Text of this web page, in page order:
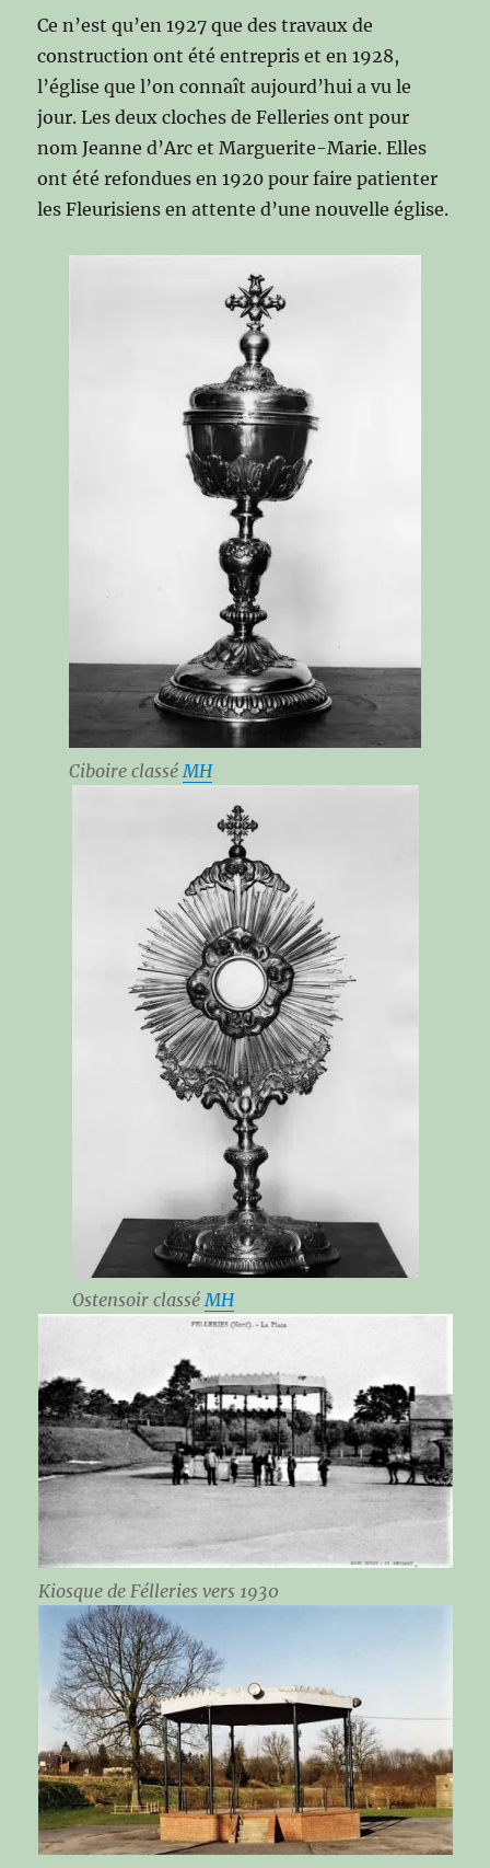
Ce n’est qu’en 1927 que des travaux de
construction ont été entrepris et en 1928,
l’église que l’on connaît aujourd’hui a vu le
jour. Les deux cloches de Felleries ont pour
nom Jeanne d’Arc et Marguerite-Marie. Elles
ont été refondues en 1920 pour faire patienter
les Fleurisiens en attente d’une nouvelle église.
Ciboire classé MH
Ostensoir classéMH
Kiosque de Félleries vers 1930